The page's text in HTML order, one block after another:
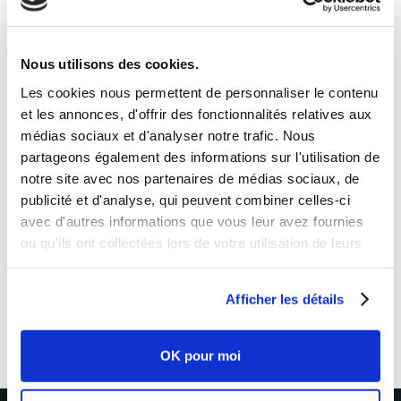
Nous utilisons des cookies.
Les cookies nous permettent de personnaliser le contenu
et les annonces, d'offrir des fonctionnalités relatives aux
médias sociaux et d'analyser notre trafic. Nous
partageons également des informations sur l'utilisation de
notre site avec nos partenaires de médias sociaux, de
publicité et d'analyse, qui peuvent combiner celles-ci
avec d'autres informations que vous leur avez fournies
ou qu'ils ont collectées lors de votre utilisation de leurs
Afficher les détails
OK pour moi
Téléphone
Entreprise
J’accepte que mes informations personnelles
saisies soient utilisées par LAKAA à des fins
de prospection commerciale.